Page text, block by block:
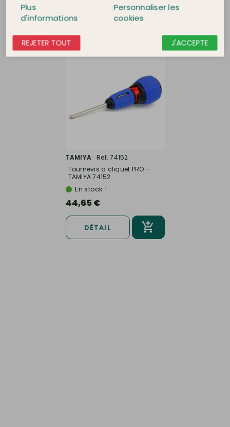
DÉTAIL DÉTAIL
TAMIYA
Ref. 74152
Tournevis a cliquet PRO -
TAMIYA 74152
En stock !
44,65 €
DÉTAIL
Plus
d'informations
Personnaliser les
cookies
REJETER TOUT J'ACCEPTE